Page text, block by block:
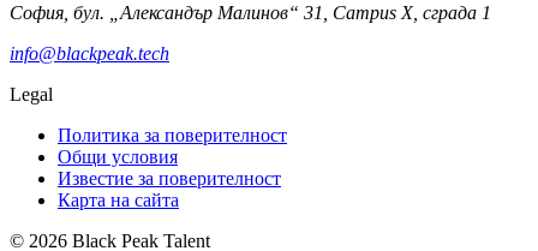
София, бул. „Александър Малинов“ 31, Campus X, сграда 1
info@blackpeak.tech
Legal
Политика за поверителност
Общи условия
Известие за поверителност
Карта на сайта
© 2026 Black Peak Talent